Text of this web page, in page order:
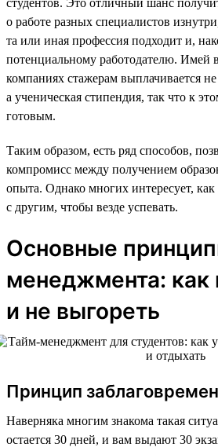
о работе разных специалистов
та или иная профессия подходит и,
потенциальному работодателю. Имей
компаниях стажерам выплачивается не
а ученическая стипендия, так что к
готовым.
Таким образом, есть ряд способов,
компромисс между получением
опыта. Однако многих интересует,
с другим, чтобы везде успевать.
Основные
менеджмента: как
и не выгореть
Принцип
Наверняка многим знакома такая
остается 30 дней, и вам выдают 30